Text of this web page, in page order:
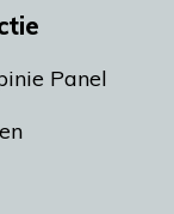
Panel